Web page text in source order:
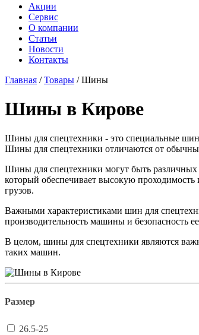
Акции
Сервис
О компании
Статьи
Новости
Контакты
Главная /Товары /Шины
Шины в Кирове
Шины для спецтехники - это специальные
Шины для спецтехники отличаются от
Шины для спецтехники могут быть различных
который обеспечивает высокую
грузов.
Важными характеристиками шин для
производительность машины и безопасность
В целом, шины для спецтехники являются
таких машин.
Размер
26.5-25